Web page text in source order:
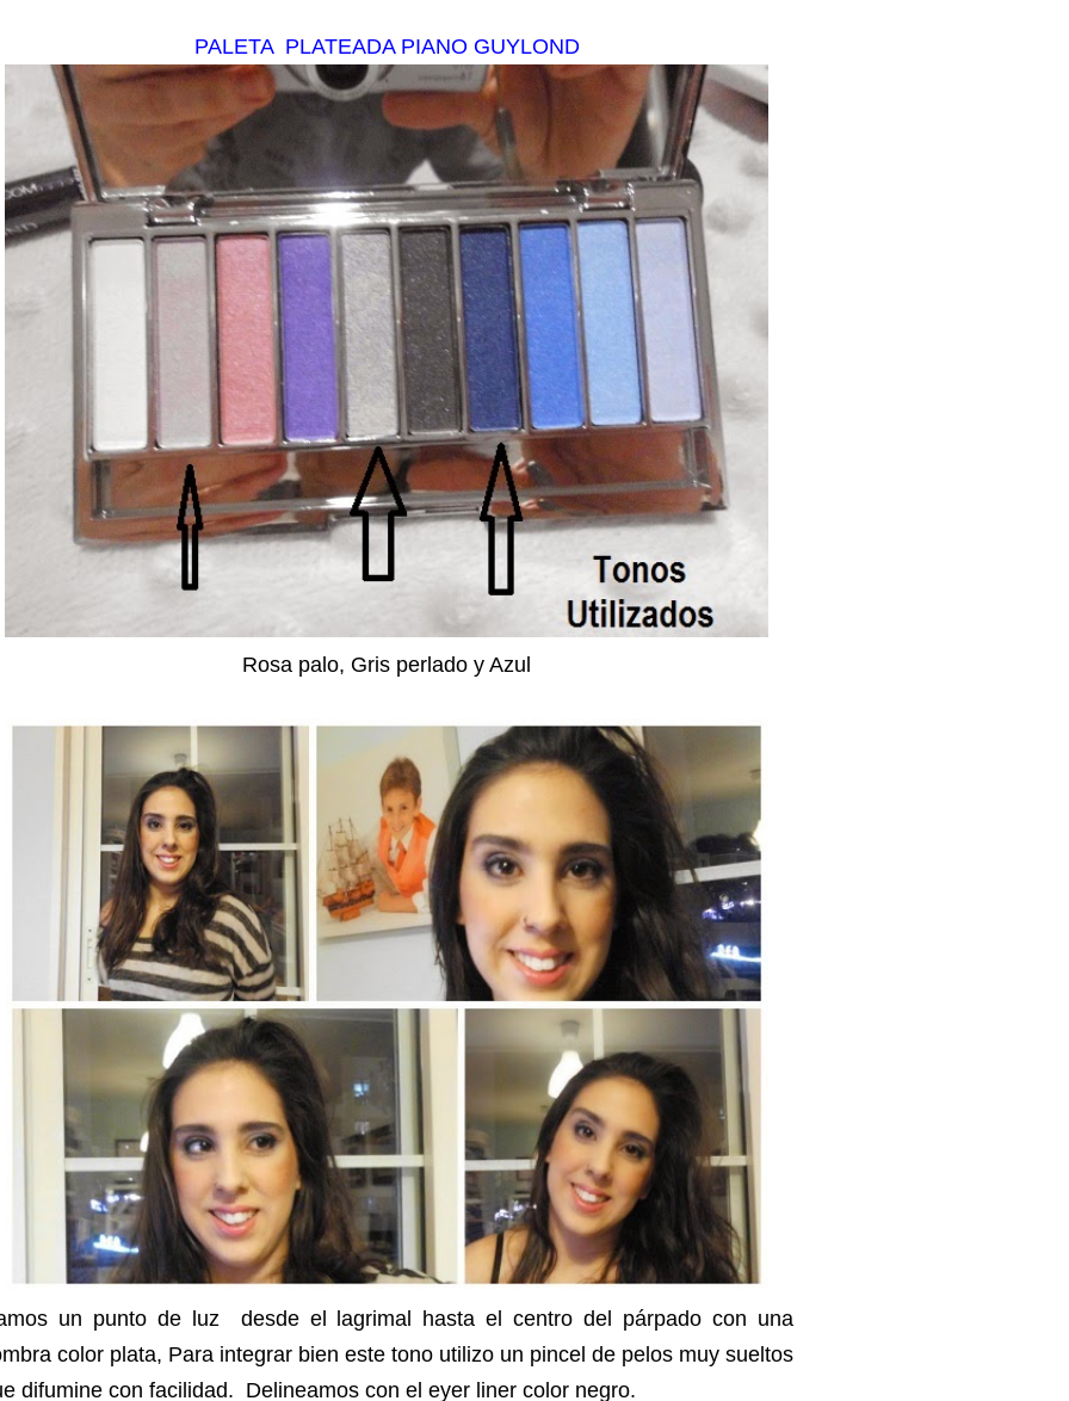
PALETA PLATEADA PIANO GUYLOND
Rosa palo, Gris perlado y Azul
un punto de luz desde el lagrimal hasta el centro del párpado con una
color plata, Para integrar bien este tono utilizo un pincel de pelos muy sueltos
difumine con facilidad. Delineamos con el eyer liner color negro.